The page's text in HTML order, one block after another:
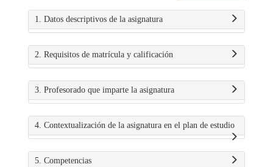
1. Datos descriptivos de la asignatura
2. Requisitos de matrícula y calificación
3. Profesorado que imparte la asignatura
4. Contextualización de la asignatura en el plan de estudio
5. Competencias